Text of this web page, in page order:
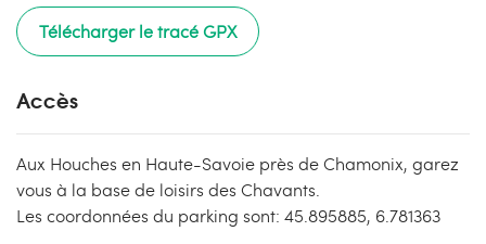
Télécharger le tracé GPX
Accès
Aux Houches en Haute-Savoie près de Chamonix, garez
vous à la base de loisirs des Chavants.
Les coordonnées du parking sont: 45.895885, 6.781363